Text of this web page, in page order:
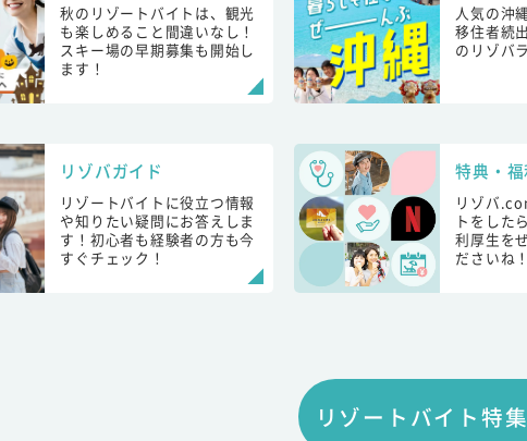
秋のリゾートバイトは、観光
も楽しめること間違いなし！
スキー場の早期募集も開始し
ます！
人気の沖
移住者続
のリゾバ
リゾバガイド
リゾートバイトに役立つ情報
や知りたい疑問にお答えしま
す！初心者も経験者の方も今
すぐチェック！
特典・
リゾバ
トをした
利厚生を
ださいね！
リゾートバイト特